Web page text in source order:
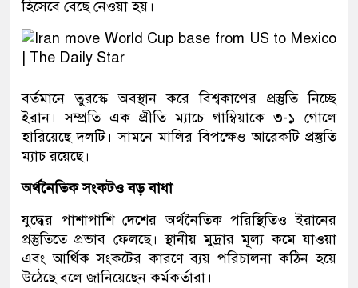
হিসেবে বেছে নেওয়া হয়।
বর্তমানে তুরস্কে অবস্থান করে বিশ্বকাপের প্রস্তুতি নিচ্ছে
ইরান। সম্প্রতি এক প্রীতি ম্যাচে গাম্বিয়াকে ৩-১ গোলে
হারিয়েছে দলটি। সামনে মালির বিপক্ষেও আরেকটি প্রস্তুতি
ম্যাচ রয়েছে।
অর্থনৈতিক সংকটও বড় বাধা
যুদ্ধের পাশাপাশি দেশের অর্থনৈতিক পরিস্থিতিও ইরানের
প্রস্তুতিতে প্রভাব ফেলছে। স্থানীয় মুদ্রার মূল্য কমে যাওয়া
এবং আর্থিক সংকটের কারণে ব্যয় পরিচালনা কঠিন হয়ে
উঠেছে বলে জানিয়েছেন কর্মকর্তারা।